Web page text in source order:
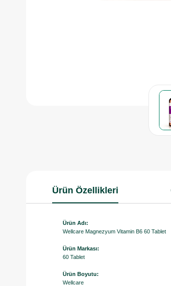
Ürün Özellikleri
Ürün Adı:
Wellcare Magnezyum Vitamin B6 60 Tablet
Ürün Markası:
60 Tablet
Ürün Boyutu:
Wellcare